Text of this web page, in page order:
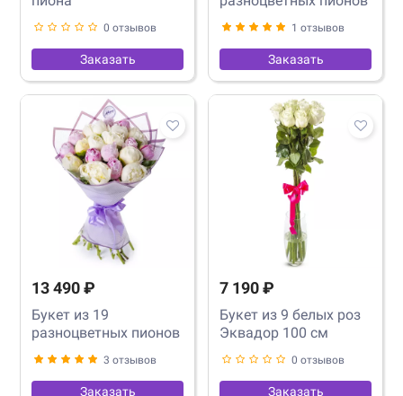
0 отзывов
Заказать
1 отзывов
Заказать
13 490 ₽
Букет из 19
разноцветных пионов
3 отзывов
Заказать
7 190 ₽
Букет из 9 белых роз
Эквадор 100 см
0 отзывов
Заказать